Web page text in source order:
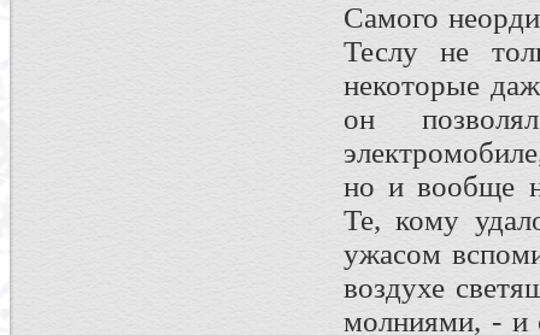
Самого
Теслу не
некоторые
он
но и вообще
Те, кому
ужасом
воздухе
молниями, - и